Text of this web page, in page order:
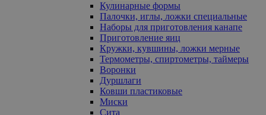
Кулинарные формы
Палочки, иглы, ложки специальные
Наборы для приготовления канапе
Приготовление яиц
Кружки, кувшины, ложки мерные
Термометры, спиртометры, таймеры
Воронки
Дуршлаги
Ковши пластиковые
Миски
Сита